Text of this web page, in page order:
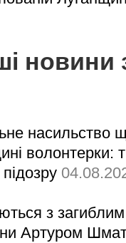
новини
насильство
волонтерки:
з загиблим
Артуром